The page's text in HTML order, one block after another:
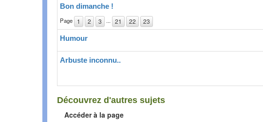
Bon dimanche !
Page 1 2 3 ... 21 22 23
Humour
Arbuste inconnu..
Découvrez d'autres sujets
Accéder à la page